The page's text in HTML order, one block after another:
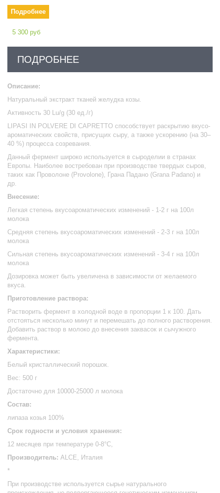
Подробнее
5 300 руб
ПОДРОБНЕЕ
Описание:
Натуральный экстракт тканей желудка козы.
Активность 30 Lu/g (30 ед./г)
LIPASI IN POLVERE DI CAPRETTO способствует раскрытию вкусо-
ароматических свойств, присущих сыру, а также ускорению (на 30–
40 %) процесса созревания.
Данный фермент широко используется в сыроделии в странах
Европы. Наиболее востребован при производстве твердых сыров,
таких как Проволоне (Provolone), Грана Падано (Grana Padano) и
др.
Внесение:
Легкая степень вкусоароматических изменений - 1-2 г на 100л
молока
Средняя степень вкусоароматических изменений - 2-3 г на 100л
молока
Сильная степень вкусоароматических изменений - 3-4 г на 100л
молока
Дозировка может быть увеличена в зависимости от желаемого
вкуса.
Приготовление раствора:
Растворить фермент в холодной воде в пропорции 1 к 100. Дать
отстояться несколько минут и перемешать до полного растворения.
Добавить раствор в молоко до внесения заквасок и сычужного
фермента.
Характеристики:
Белый кристаллический порошок.
Вес: 500 г
Достаточно для 10000-25000 л молока
Состав:
липаза козья 100%
Срок годности и условия хранения:
12 месяцев при температуре 0-8°С,
Производитель: ALCE, Италия
*
При производстве используется сырье натурального